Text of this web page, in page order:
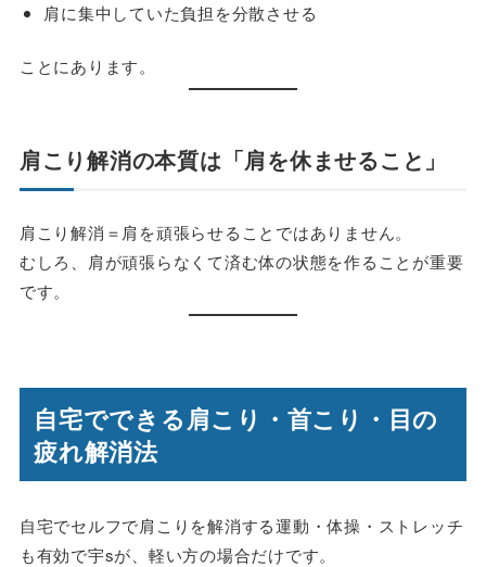
肩に集中していた負担を分散させる
ことにあります。
肩こり解消の本質は「肩を休ませること」
肩こり解消＝肩を頑張らせることではありません。
むしろ、 肩が頑張らなくて済む体の状態を作ることが重要
です。
自宅でできる肩こり・首こり・目の
疲れ解消法
自宅でセルフで肩こりを解消する運動・体操・ストレッチ
も有効で宇sが、軽い方の場合だけです。